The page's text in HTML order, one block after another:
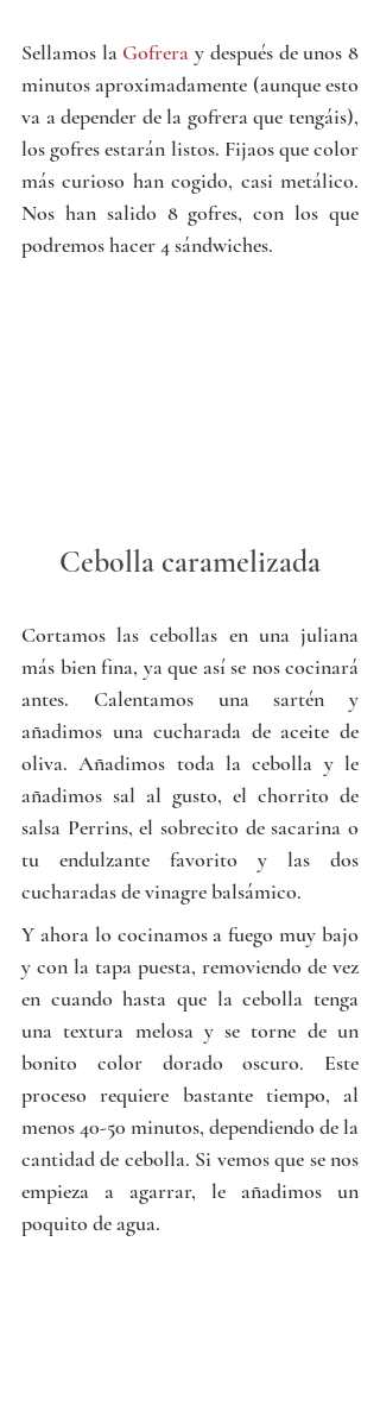
Sellamos la Gofrera y después de unos 8
minutos aproximadamente (aunque esto
va a depender de la gofrera que tengáis),
los gofres estarán listos. Fijaos que color
más curioso han cogido, casi metálico.
Nos han salido 8 gofres, con los que
podremos hacer 4 sándwiches.
Cebolla caramelizada
Cortamos las cebollas en una juliana
más bien fina, ya que así se nos cocinará
antes. Calentamos una sartén y
añadimos una cucharada de aceite de
oliva. Añadimos toda la cebolla y le
añadimos sal al gusto, el chorrito de
salsa Perrins, el sobrecito de sacarina o
tu endulzante favorito y las dos
cucharadas de vinagre balsámico.
Y ahora lo cocinamos a fuego muy bajo
y con la tapa puesta, removiendo de vez
en cuando hasta que la cebolla tenga
una textura melosa y se torne de un
bonito color dorado oscuro. Este
proceso requiere bastante tiempo, al
menos 40-50 minutos, dependiendo de la
cantidad de cebolla. Si vemos que se nos
empieza a agarrar, le añadimos un
poquito de agua.